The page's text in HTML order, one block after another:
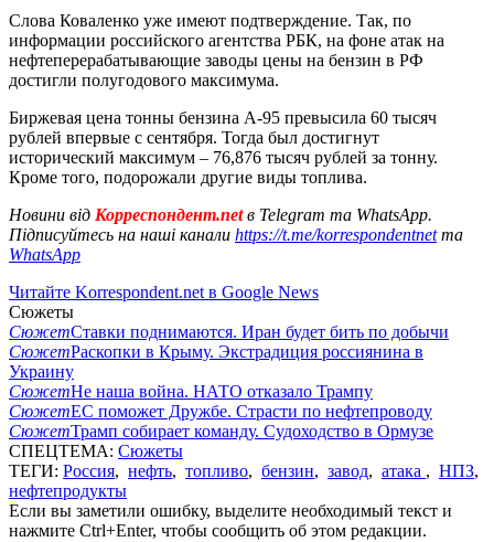
Слова Коваленко уже имеют подтверждение. Так, по
информации российского агентства РБК, на фоне атак на
нефтеперерабатывающие заводы цены на бензин в РФ
достигли полугодового максимума.
Биржевая цена тонны бензина А-95 превысила 60 тысяч
рублей впервые с сентября. Тогда был достигнут
исторический максимум – 76,876 тысяч рублей за тонну.
Кроме того, подорожали другие виды топлива.
Новини від Корреспондент.netв Telegram та WhatsApp.
Підписуйтесь на наші канали https://t.me/korrespondentnetта
WhatsApp
Читайте Korrespondent.net в Google News
Сюжеты
СюжетСтавки поднимаются. Иран будет бить по добычи
СюжетРаскопки в Крыму. Экстрадиция россиянина в
Украину
СюжетНе наша война. НАТО отказало Трампу
СюжетЕС поможет Дружбе. Страсти по нефтепроводу
СюжетТрамп собирает команду. Судоходство в Ормузе
СПЕЦТЕМА: Сюжеты
ТЕГИ: Россия, нефть, топливо, бензин, завод, атака , НПЗ,
нефтепродукты
Если вы заметили ошибку, выделите необходимый текст и
нажмите Ctrl+Enter, чтобы сообщить об этом редакции.